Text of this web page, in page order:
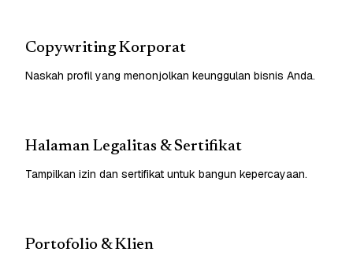
Copywriting Korporat
Naskah profil yang menonjolkan keunggulan bisnis Anda.
Halaman Legalitas & Sertifikat
Tampilkan izin dan sertifikat untuk bangun kepercayaan.
Portofolio & Klien